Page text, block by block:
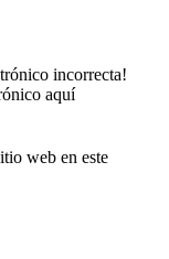
incorrecta!
aquí
web en este